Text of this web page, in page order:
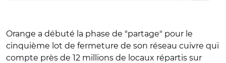
Orange a débuté la phase de "partage" pour le
cinquième lot de fermeture de son réseau cuivre qui
compte près de 12 millions de locaux répartis sur